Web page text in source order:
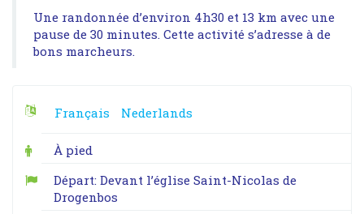
Une randonnée d’environ 4h30 et 13 km avec une
pause de 30 minutes. Cette activité s’adresse à de
bons marcheurs.
Français Nederlands
À pied
Départ: Devant l’église Saint-Nicolas de
Drogenbos